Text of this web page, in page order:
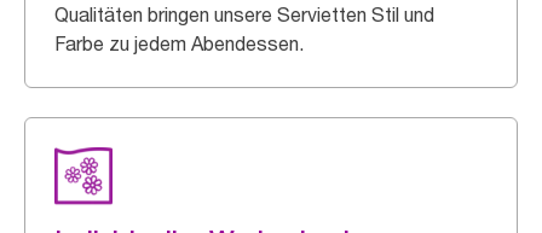
Qualitäten bringen unsere Servietten Stil und
Farbe zu jedem Abendessen.